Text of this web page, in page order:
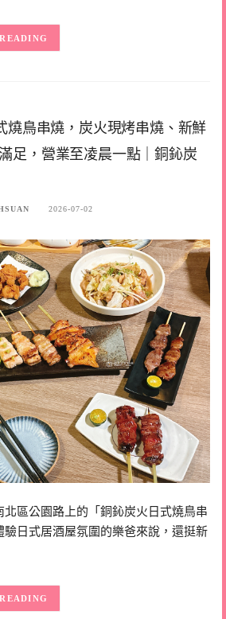
燒鳥串燒，炭火現烤串燒、新鮮
足，營業至凌晨一點｜銅鈊炭
2026-07-02
區公園路上的「銅鈊炭火日式燒鳥串
驗日式居酒屋氛圍的樂爸來說，還挺新